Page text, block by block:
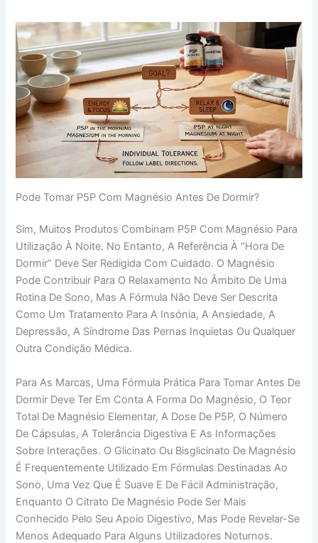
Pode Tomar P5P Com Magnésio Antes De Dormir?
Sim, Muitos Produtos Combinam P5P Com Magnésio Para
Utilização À Noite. No Entanto, A Referência À “hora De
Dormir” Deve Ser Redigida Com Cuidado. O Magnésio
Pode Contribuir Para O Relaxamento No Âmbito De Uma
Rotina De Sono, Mas A Fórmula Não Deve Ser Descrita
Como Um Tratamento Para A Insónia, A Ansiedade, A
Depressão, A Síndrome Das Pernas Inquietas Ou Qualquer
Outra Condição Médica.
Para As Marcas, Uma Fórmula Prática Para Tomar Antes De
Dormir Deve Ter Em Conta A Forma Do Magnésio, O Teor
Total De Magnésio Elementar, A Dose De P5P, O Número
De Cápsulas, A Tolerância Digestiva E As Informações
Sobre Interações. O Glicinato Ou Bisglicinato De Magnésio
É Frequentemente Utilizado Em Fórmulas Destinadas Ao
Sono, Uma Vez Que É Suave E De Fácil Administração,
Enquanto O Citrato De Magnésio Pode Ser Mais
Conhecido Pelo Seu Apoio Digestivo, Mas Pode Revelar-Se
Menos Adequado Para Alguns Utilizadores Noturnos.